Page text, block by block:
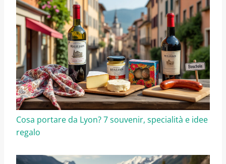
Cosa portare da Lyon? 7 souvenir, specialità e idee
regalo